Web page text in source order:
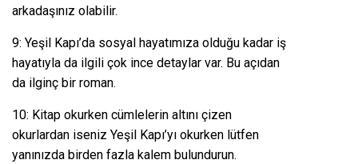
arkadaşınız olabilir.
9: Yeşil Kapı’da sosyal hayatımıza olduğu kadar iş
hayatıyla da ilgili çok ince detaylar var. Bu açıdan
da ilginç bir roman.
10: Kitap okurken cümlelerin altını çizen
okurlardan iseniz Yeşil Kapı’yı okurken lütfen
yanınızda birden fazla kalem bulundurun.